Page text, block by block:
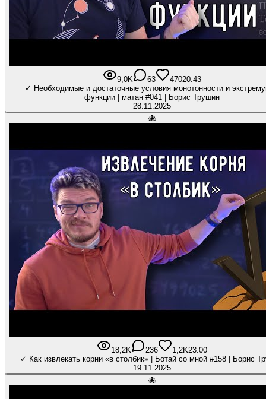
9,0K 63 47020:43
✓ Необходимые и достаточные условия монотонности и
функции | матан #041 | Борис Трушин
28.11.2025
🐙
18,2K 236 1,2K23:00
✓ Как извлекать корни «в столбик» | Ботай со мной #158 | Борис
19.11.2025
🐙